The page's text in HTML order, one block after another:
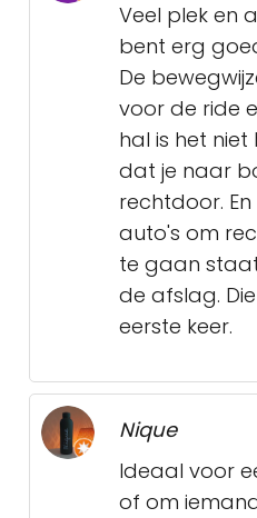
Veel plek en
bent erg
De
voor de ride
hal is het
dat je naar
rechtdoor.
auto's om
te gaan
de afslag.
eerste keer.
Nique
Ideaal voor
of om